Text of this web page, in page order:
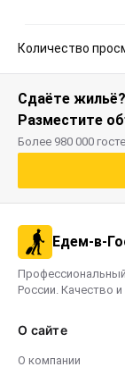
Количество
Сдаёте жильё?
Разместите
Более 980 000
Едем-в-
России. Качество
О сайте
О компании